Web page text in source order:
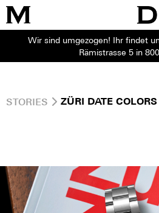
Wir sind umgezogen! Ihr findet
Rämistrasse 5 in
STORIES ZÜRI DATE